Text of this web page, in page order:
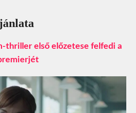
thriller első előzetese felfedi a